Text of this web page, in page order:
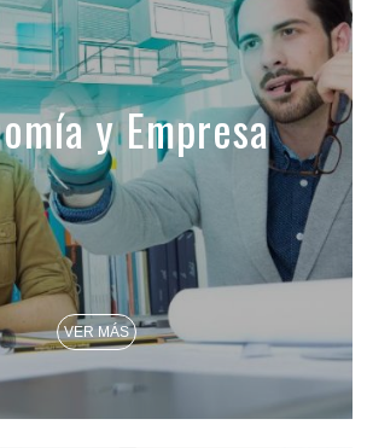
y Empresa
VER MÁS